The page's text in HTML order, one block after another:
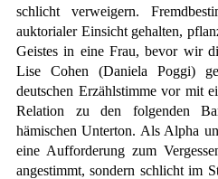
schlicht verweigern.
auktorialer Einsicht gehalten,
Geistes in eine Frau, bevor wir
Lise Cohen (Daniela Poggi)
deutschen Erzählstimme vor mit
Relation zu den folgenden
hämischen Unterton. Als Alpha
eine Aufforderung zum
angestimmt, sondern schlicht im